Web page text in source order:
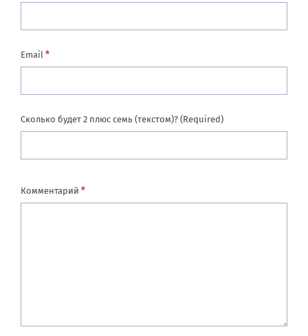
Email *
Сколько будет 2 плюс семь (текстом)? (Required)
Комментарий *